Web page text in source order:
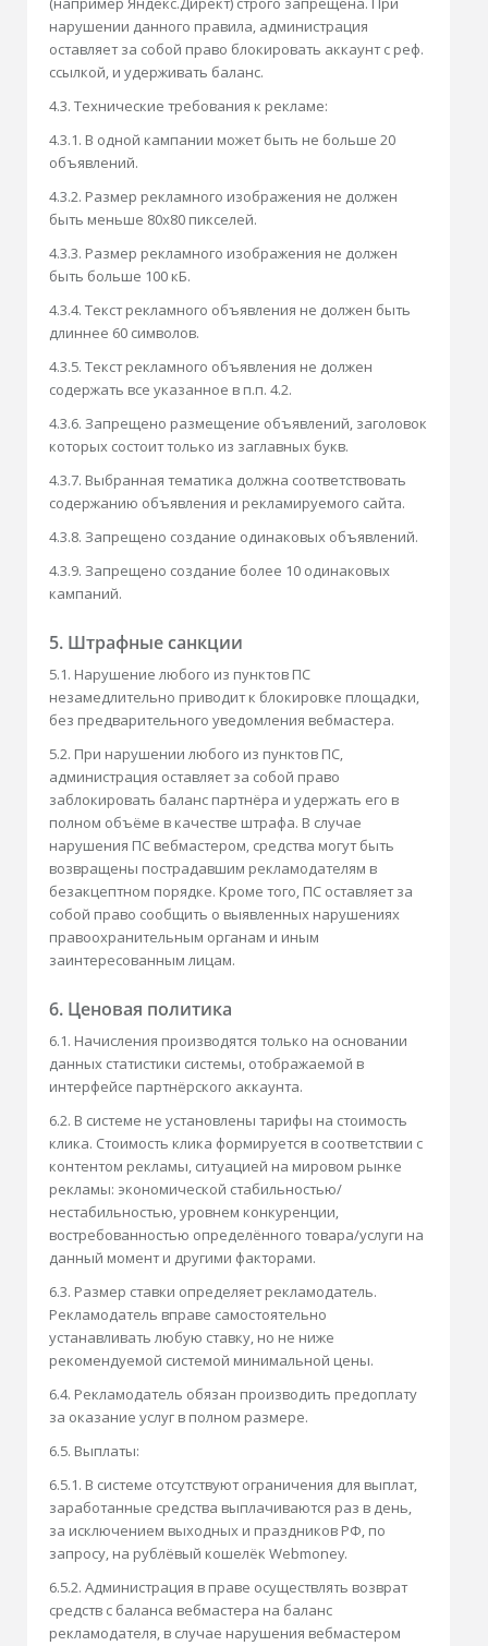
(например Яндекс.Директ) строго запрещена. При
нарушении данного правила, администрация
оставляет за собой право блокировать аккаунт с реф.
ссылкой, и удерживать баланс.
4.3. Технические требования к рекламе:
4.3.1. В одной кампании может быть не больше 20
объявлений.
4.3.2. Размер рекламного изображения не должен
быть меньше 80x80 пикселей.
4.3.3. Размер рекламного изображения не должен
быть больше 100 кБ.
4.3.4. Текст рекламного объявления не должен быть
длиннее 60 символов.
4.3.5. Текст рекламного объявления не должен
содержать все указанное в п.п. 4.2.
4.3.6. Запрещено размещение объявлений, заголовок
которых состоит только из заглавных букв.
4.3.7. Выбранная тематика должна соответствовать
содержанию объявления и рекламируемого сайта.
4.3.8. Запрещено создание одинаковых объявлений.
4.3.9. Запрещено создание более 10 одинаковых
кампаний.
5. Штрафные санкции
5.1. Нарушение любого из пунктов ПС
незамедлительно приводит к блокировке площадки,
без предварительного уведомления вебмастера.
5.2. При нарушении любого из пунктов ПС,
администрация оставляет за собой право
заблокировать баланс партнёра и удержать его в
полном объёме в качестве штрафа. В случае
нарушения ПС вебмастером, средства могут быть
возвращены пострадавшим рекламодателям в
безакцептном порядке. Кроме того, ПС оставляет за
собой право сообщить о выявленных нарушениях
правоохранительным органам и иным
заинтересованным лицам.
6. Ценовая политика
6.1. Начисления производятся только на основании
данных статистики системы, отображаемой в
интерфейсе партнёрского аккаунта.
6.2. В системе не установлены тарифы на стоимость
клика. Стоимость клика формируется в соответствии с
контентом рекламы, ситуацией на мировом рынке
рекламы: экономической стабильностью/
нестабильностью, уровнем конкуренции,
востребованностью определённого товара/услуги на
данный момент и другими факторами.
6.3. Размер ставки определяет рекламодатель.
Рекламодатель вправе самостоятельно
устанавливать любую ставку, но не ниже
рекомендуемой системой минимальной цены.
6.4. Рекламодатель обязан производить предоплату
за оказание услуг в полном размере.
6.5. Выплаты:
6.5.1. В системе отсутствуют ограничения для выплат,
заработанные средства выплачиваются раз в день,
за исключением выходных и праздников РФ, по
запросу, на рублёвый кошелёк Webmoney.
6.5.2. Администрация в праве осуществлять возврат
средств с баланса вебмастера на баланс
рекламодателя, в случае нарушения вебмастером